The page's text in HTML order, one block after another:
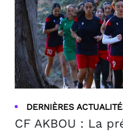
DERNIÈRES
CF AKBOU : La